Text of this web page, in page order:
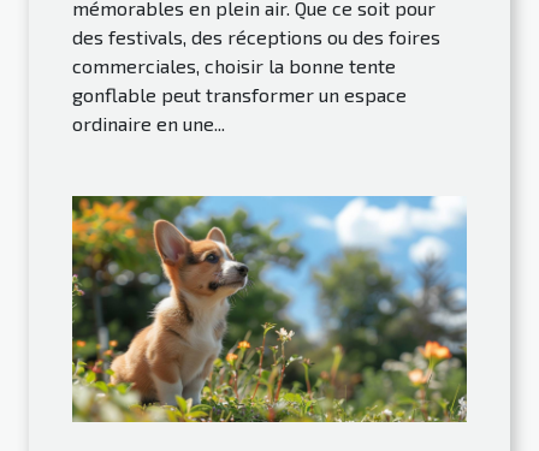
mémorables en plein air. Que ce soit pour
des festivals, des réceptions ou des foires
commerciales, choisir la bonne tente
gonflable peut transformer un espace
ordinaire en une...